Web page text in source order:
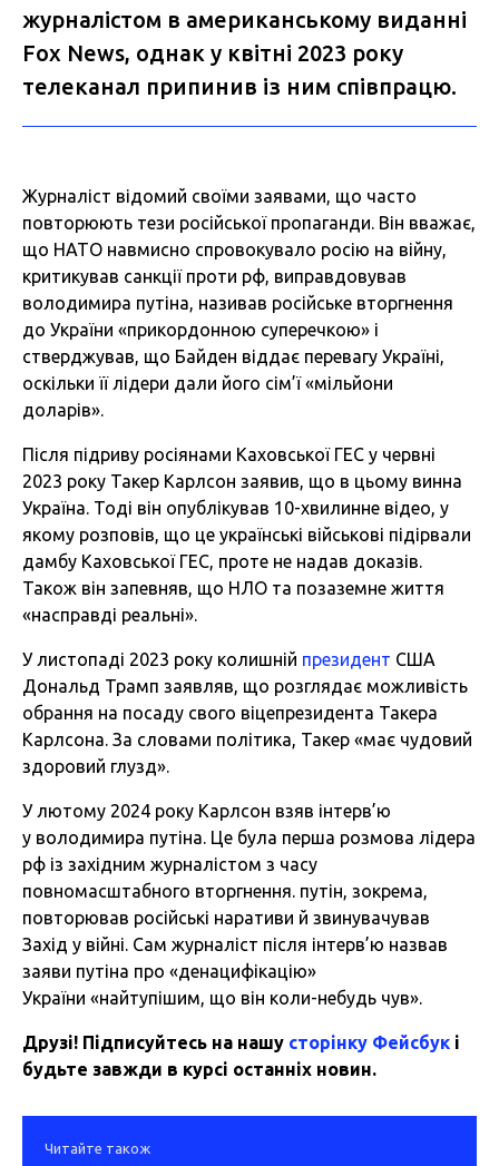
журналістом в американському виданні
Fox News, однак у квітні 2023 року
телеканал припинив із ним співпрацю.
Журналіст відомий своїми заявами, що часто
повторюють тези російської пропаганди. Він вважає,
що НАТО навмисно спровокувало росію на війну,
критикував санкції проти рф, виправдовував
володимира путіна, називав російське вторгнення
до України «прикордонною суперечкою» і
стверджував, що Байден віддає перевагу Україні,
оскільки її лідери дали його сім’ї «мільйони
доларів».
Після підриву росіянами Каховської ГЕС у червні
2023 року Такер Карлсон заявив, що в цьому винна
Україна. Тоді він опублікував 10-хвилинне відео, у
якому розповів, що це українські військові підірвали
дамбу Каховської ГЕС, проте не надав доказів.
Також він запевняв, що НЛО та позаземне життя
«насправді реальні».
У листопаді 2023 року колишній президент США
Дональд Трамп заявляв, що розглядає можливість
обрання на посаду свого віцепрезидента Такера
Карлсона. За словами політика, Такер «має чудовий
здоровий глузд».
У лютому 2024 року Карлсон взяв інтерв’ю
у володимира путіна. Це була перша розмова лідера
рф із західним журналістом з часу
повномасштабного вторгнення. путін, зокрема,
повторював російські наративи й звинувачував
Захід у війні. Сам журналіст після інтерв’ю назвав
заяви путіна про «денацифікацію»
України «найтупішим, що він коли-небудь чув».
Друзі! Підписуйтесь на нашу сторінку Фейсбук і
будьте завжди в курсі останніх новин.
Читайте також